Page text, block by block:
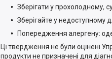
Зберігати у прохолодному,
Зберігайте у недоступному
Попередження алергену:
Ці твердження не були оцінені
продукти не призначені для